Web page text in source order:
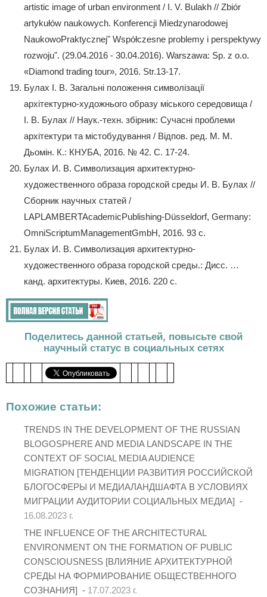
artistic image of urban environment / І. V. Bulakh // Zbiór
artykułów naukowych. Konferencji Miedzynarodowej
NaukowoPraktycznej" Współczesne problemy i perspektywy
rozwoju". (29.04.2016 - 30.04.2016). Warszawa: Sp. z o.o.
«Diamond trading tour», 2016. Str.13-17.
Булах І. В. Загальні положення символізації
архітектурно-художнього образу міського середовища /
І. В. Булах // Наук.-техн. збірник: Сучасні проблеми
архітектури та містобудування / Відпов. ред. М. М.
Дьомін. К.: КНУБА, 2016. № 42. С. 17-24.
Булах И. В. Символизация архитектурно-
художественного образа городской среды И. В. Булах //
Сборник научных статей /
LAPLAMBERTAcademicPublishing-Düsseldorf, Germany:
OmniScriptumManagementGmbH, 2016. 93 с.
Булах И. В. Символизация архитектурно-
художественного образа городской среды.: Дисс. …
канд. архитектуры. Киев, 2016. 220 с.
Поделитесь данной статьей, повысьте свой
научный статус в социальных сетях
Похожие статьи:
TRENDS IN THE DEVELOPMENT OF THE RUSSIAN
BLOGOSPHERE AND MEDIA LANDSCAPE IN THE
CONTEXT OF SOCIAL MEDIA AUDIENCE
MIGRATION [ТЕНДЕНЦИИ РАЗВИТИЯ РОССИЙСКОЙ
БЛОГОСФЕРЫ И МЕДИАЛАНДШАФТА В УСЛОВИЯХ
МИГРАЦИИ АУДИТОРИИ СОЦИАЛЬНЫХ МЕДИА] -
16.08.2023 г.
THE INFLUENCE OF THE ARCHITECTURAL
ENVIRONMENT ON THE FORMATION OF PUBLIC
CONSCIOUSNESS [ВЛИЯНИЕ АРХИТЕКТУРНОЙ
СРЕДЫ НА ФОРМИРОВАНИЕ ОБЩЕСТВЕННОГО
СОЗНАНИЯ] - 17.07.2023 г.